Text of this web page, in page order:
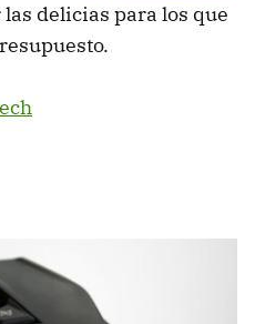
delicias para los que